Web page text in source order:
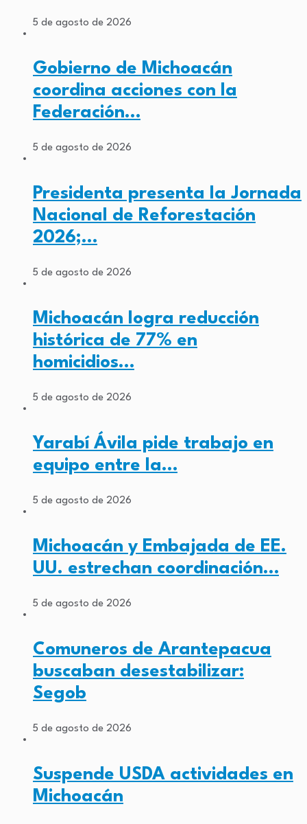
5 de agosto de 2026
Gobierno de Michoacán
coordina acciones con la
Federación…
5 de agosto de 2026
Presidenta presenta la Jornada
Nacional de Reforestación
2026;…
5 de agosto de 2026
Michoacán logra reducción
histórica de 77% en
homicidios…
5 de agosto de 2026
Yarabí Ávila pide trabajo en
equipo entre la…
5 de agosto de 2026
Michoacán y Embajada de EE.
UU. estrechan coordinación…
5 de agosto de 2026
Comuneros de Arantepacua
buscaban desestabilizar:
Segob
5 de agosto de 2026
Suspende USDA actividades en
Michoacán